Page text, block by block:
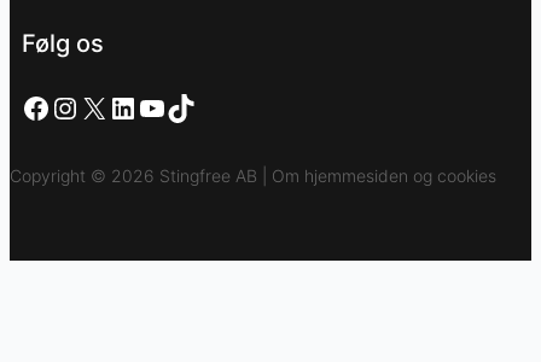
Følg os
Facebook
Instagram
X LinkedIn
YouTube
TikTok
Copyright © 2026 Stingfree AB | Om hjemmesiden og cookies